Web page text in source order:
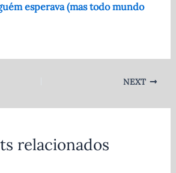
esperava (mas todo mundo
NEXT
relacionados